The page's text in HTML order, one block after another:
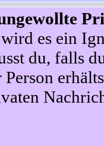
es ein
du, falls